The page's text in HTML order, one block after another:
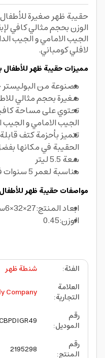
حقيبة ظهر صغيرة
الوزن بحجم مثالي كافي
الجيب الامامي و الجيب
لافلي كومباني.
مميزات حقيبة ظهر للأطفال
مصنوعة من
صغيرة بحجم مثالي
تحتوي على مساحة
الجيب الامامي و الجيب
تتميز بأحزمة كتف
الحقيبة في مكانها
سعة 5.5 ليتر
مناسبة لعمر 5 سنوات فما فوق
مواصفات حقيبة ظهر
ابعاد المنتج:27×32×6سم
الوزن:0.45
الفئة:
شنطة ظهر
العلامة
التجارية:
Company
رقم
الموديل:
رقم
المنتج:
2195298